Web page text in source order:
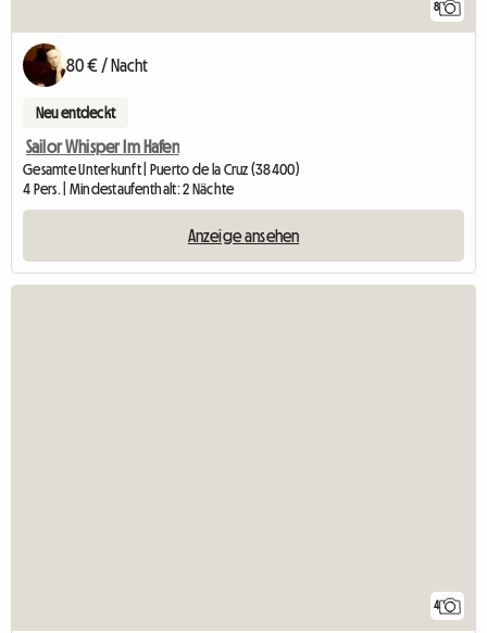
8
80 € / Nacht
Neu entdeckt
Sailor Whisper Im Hafen
Gesamte Unterkunft | Puerto de la Cruz (38400)
4 Pers. | Mindestaufenthalt: 2 Nächte
Anzeige ansehen
4